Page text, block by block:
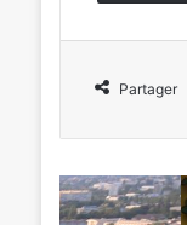
Partager